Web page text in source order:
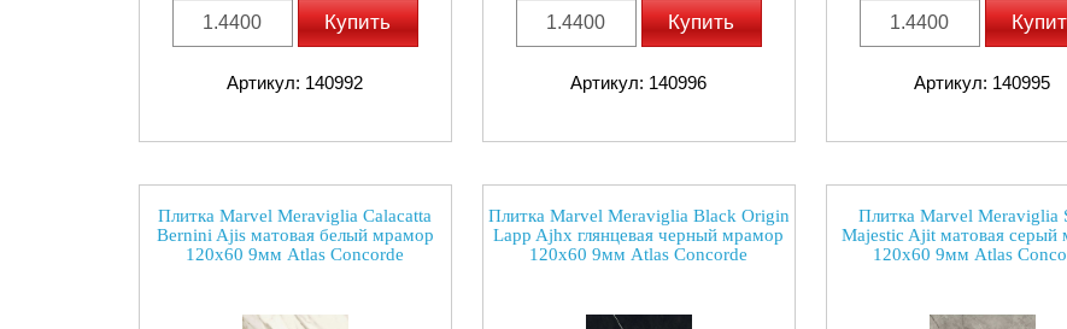
Купить
Артикул: 140992
Купить
Артикул: 140996 Артикул: 140995
Плитка Marvel Meraviglia Calacatta
Bernini Ajis матовая белый мрамор
120x60 9мм Atlas Concorde
Плитка Marvel Meraviglia Black Origin
Lapp Ajhx глянцевая черный мрамор
120x60 9мм Atlas Concorde
Плитка Marvel Meraviglia
Majestic Ajit матовая серый
120x60 9мм Atlas